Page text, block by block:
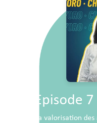
Episode 7
La valorisation